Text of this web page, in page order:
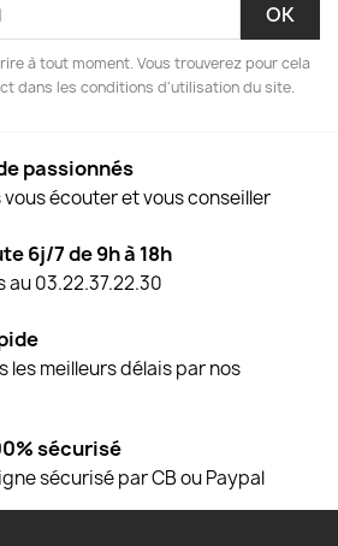
à tout moment. Vous trouverez pour cela
dans les conditions d'utilisation du site.
passionnés
vous écouter et vous conseiller
6j/7 de 9h à 18h
03.22.37.22.30
les meilleurs délais par nos
sécurisé
sécurisé par CB ou Paypal